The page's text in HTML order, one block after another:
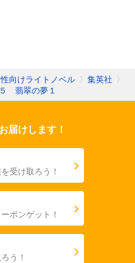
向けライトノベル 〉 集英社 〉
翡翠の夢１
届けします！
受け取ろう！
ポンゲット！
う！